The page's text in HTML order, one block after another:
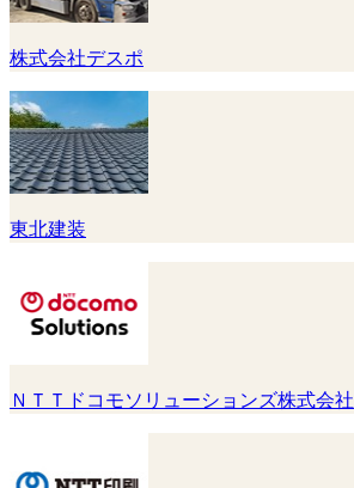
株式会社デスポ
東北建装
ＮＴＴドコモソリューションズ株式会社